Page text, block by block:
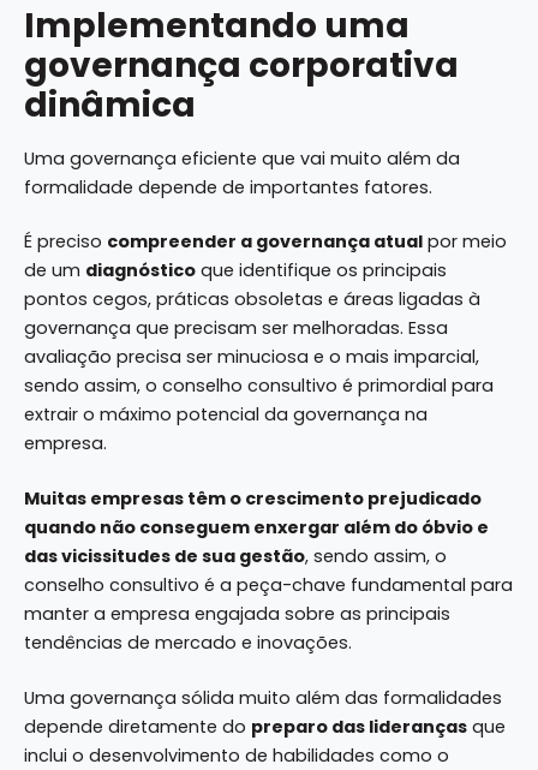
Implementando uma
governança corporativa
dinâmica
Uma governança eficiente que vai muito além da
formalidade depende de importantes fatores.
É preciso compreender a governança atual por meio
de um diagnóstico que identifique os principais
pontos cegos, práticas obsoletas e áreas ligadas à
governança que precisam ser melhoradas. Essa
avaliação precisa ser minuciosa e o mais imparcial,
sendo assim, o conselho consultivo é primordial para
extrair o máximo potencial da governança na
empresa.
Muitas empresas têm o crescimento prejudicado
quando não conseguem enxergar além do óbvio e
das vicissitudes de sua gestão, sendo assim, o
conselho consultivo é a peça-chave fundamental para
manter a empresa engajada sobre as principais
tendências de mercado e inovações.
Uma governança sólida muito além das formalidades
depende diretamente do preparo das lideranças que
inclui o desenvolvimento de habilidades como o